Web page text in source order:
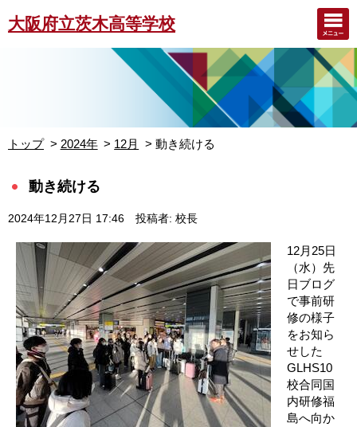
大阪府立茨木高等学校
トップ 2024年 12月 動き続ける
動き続ける
2024年12月27日 17:46 投稿者: 校長
12月25日
（水）先
日ブログ
で事前研
修の様子
をお知ら
せした
GLHS10
校合同国
内研修福
島へ向か